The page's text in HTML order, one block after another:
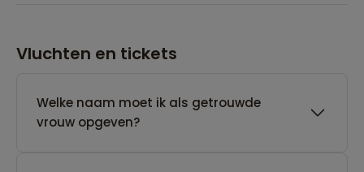
Vluchten en tickets
Welke naam moet ik als getrouwde
vrouw opgeven?